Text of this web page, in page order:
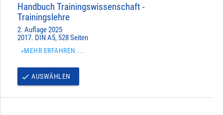
Handbuch Trainingswissenschaft -
Trainingslehre
2. Auflage 2025
2017. DIN A5, 528 Seiten
»MEHR ERFAHREN ...
done AUSWÄHLEN